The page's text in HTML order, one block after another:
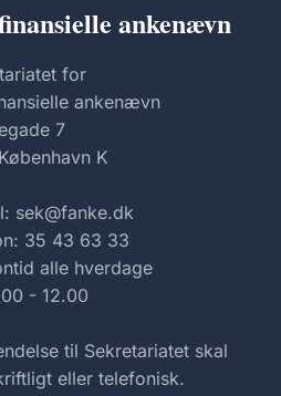
ankenævn
for
ankenævn
7
K
sek@fanke.dk
35 43 63 33
alle hverdage
- 12.00
til Sekretariatet skal
eller telefonisk.